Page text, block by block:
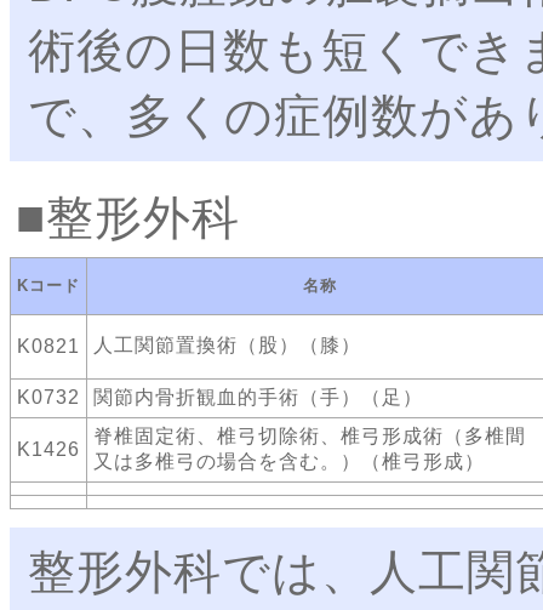
術後の日数も短くでき
で、多くの症例数があ
整形外科
Kコード 名称
K0821 人工関節置換術（股）（膝）
K0732 関節内骨折観血的手術（手）（足）
K1426
脊椎固定術、椎弓切除術、椎弓形成術（多椎間
又は多椎弓の場合を含む。）（椎弓形成）
整形外科では、人工関